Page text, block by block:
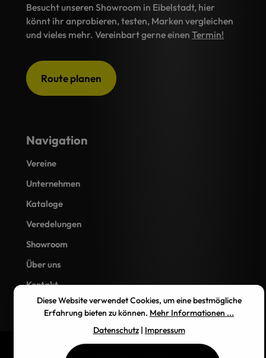
Navigation
Vereine
Unternehmen
Kataloge
Veredelungen
Showroom
Über uns
Kontakt
Besucht unseren Showroom in Eibelstadt, hier
könnt ihr anprobieren, testen, Marken vergleichen
und vieles mehr. Vereinbart gerne einen Termin!
Route planen
Diese Website verwendet Cookies, um eine bestmögliche
Erfahrung bieten zu können. Mehr Informationen ...
Datenschutz| Impressum